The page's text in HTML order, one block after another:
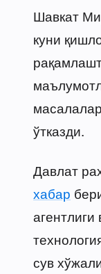
Шавкат
куни
ўтказди.
Давлат
хабар
сув